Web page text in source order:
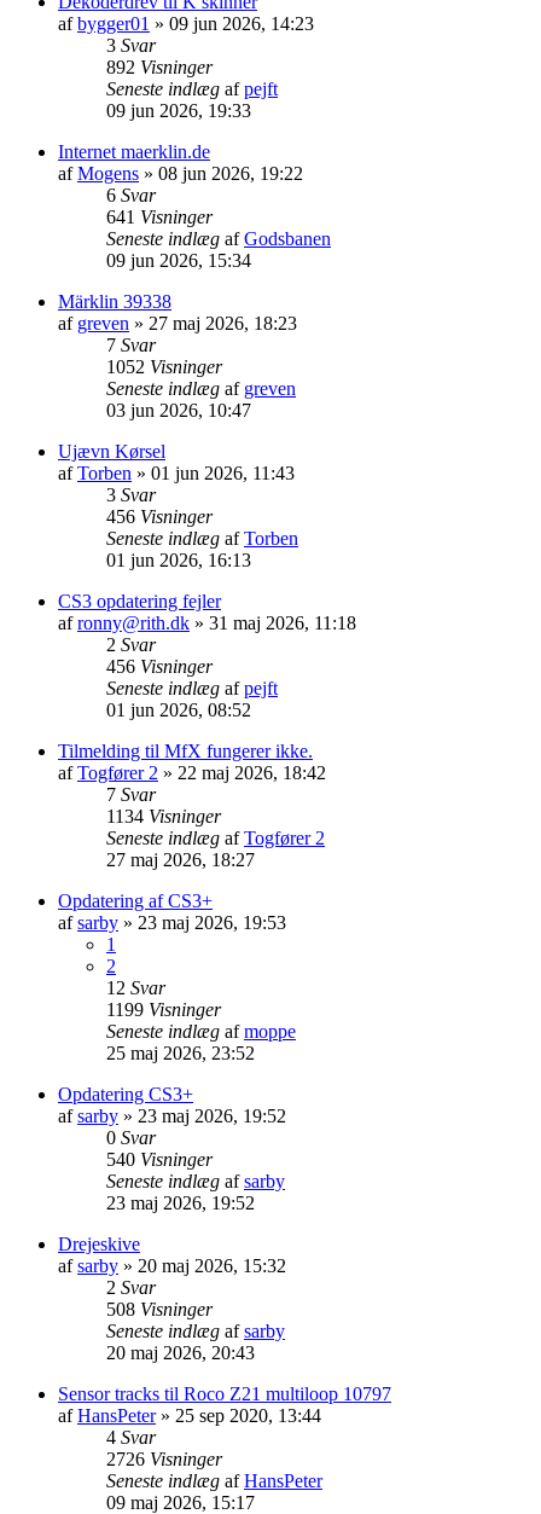
afbygger01 » 09 jun 2026, 14:23
3 Svar
892 Visninger
Seneste indlæg afpejft
09 jun 2026, 19:33
Internet maerklin.de
afMogens » 08 jun 2026, 19:22
6 Svar
641 Visninger
Seneste indlæg afGodsbanen
09 jun 2026, 15:34
Märklin 39338
af greven » 27 maj 2026, 18:23
7 Svar
1052 Visninger
Seneste indlæg af greven
03 jun 2026, 10:47
Ujævn Kørsel
afTorben » 01 jun 2026, 11:43
3 Svar
456 Visninger
Seneste indlæg afTorben
01 jun 2026, 16:13
CS3 opdatering fejler
afronny@rith.dk » 31 maj 2026, 11:18
2 Svar
456 Visninger
Seneste indlæg afpejft
01 jun 2026, 08:52
Tilmelding til MfX fungerer ikke.
afTogfører 2 » 22 maj 2026, 18:42
7 Svar
1134 Visninger
Seneste indlæg afTogfører 2
27 maj 2026, 18:27
Opdatering af CS3+
afsarby » 23 maj 2026, 19:53
1
2
12 Svar
1199 Visninger
Seneste indlæg afmoppe
25 maj 2026, 23:52
Opdatering CS3+
afsarby » 23 maj 2026, 19:52
0 Svar
540 Visninger
Seneste indlæg afsarby
23 maj 2026, 19:52
Drejeskive
afsarby » 20 maj 2026, 15:32
2 Svar
508 Visninger
Seneste indlæg afsarby
20 maj 2026, 20:43
Sensor tracks til Roco Z21 multiloop 10797
afHansPeter» 25 sep 2020, 13:44
4 Svar
2726 Visninger
Seneste indlæg afHansPeter
09 maj 2026, 15:17